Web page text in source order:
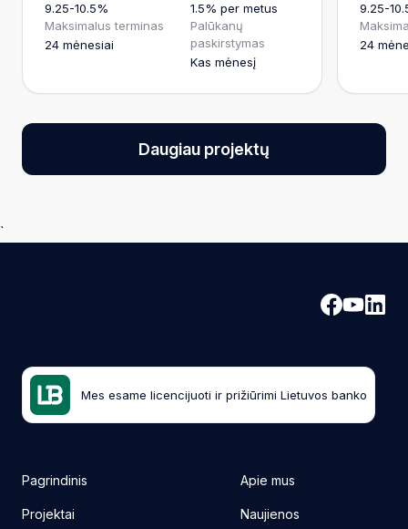
9.25-10.5%
1.5% per metus
Maksimalus terminas
24 mėnesiai
Palūkanų
paskirstymas
Kas mėnesį
9.25-
24
Daugiau projektų
`
Mes esame licencijuoti ir prižiūrimi Lietuvos banko
Pagrindinis
Projektai
Apie mus
Naujienos